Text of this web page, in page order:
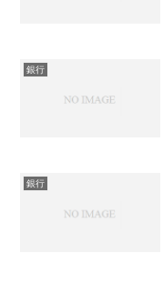
銀行
銀行